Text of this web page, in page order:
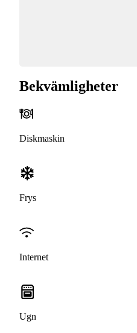
Bekvämligheter
Diskmaskin
Frys
Internet
Ugn